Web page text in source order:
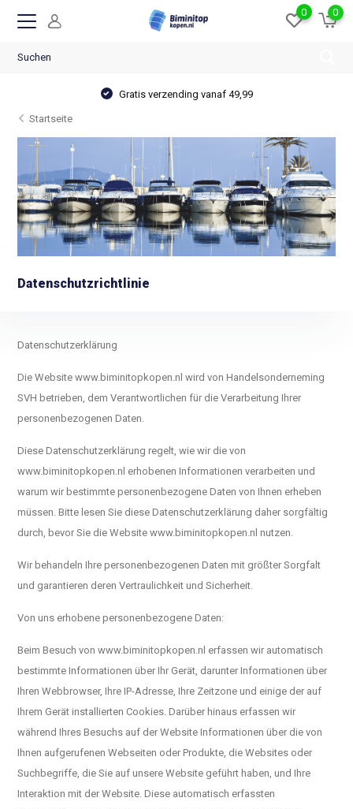
0 0
Ruime voorraad & breed assortiment
Startseite
Datenschutzrichtlinie
Datenschutzerklärung
Die Website www.biminitopkopen.nl wird von Handelsonderneming
SVH betrieben, dem Verantwortlichen für die Verarbeitung Ihrer
personenbezogenen Daten.
Diese Datenschutzerklärung regelt, wie wir die von
www.biminitopkopen.nl erhobenen Informationen verarbeiten und
warum wir bestimmte personenbezogene Daten von Ihnen erheben
müssen. Bitte lesen Sie diese Datenschutzerklärung daher sorgfältig
durch, bevor Sie die Website www.biminitopkopen.nl nutzen.
Wir behandeln Ihre personenbezogenen Daten mit größter Sorgfalt
und garantieren deren Vertraulichkeit und Sicherheit.
Von uns erhobene personenbezogene Daten:
Beim Besuch von www.biminitopkopen.nl erfassen wir automatisch
bestimmte Informationen über Ihr Gerät, darunter Informationen über
Ihren Webbrowser, Ihre IP-Adresse, Ihre Zeitzone und einige der auf
Ihrem Gerät installierten Cookies. Darüber hinaus erfassen wir
während Ihres Besuchs auf der Website Informationen über die von
Ihnen aufgerufenen Webseiten oder Produkte, die Websites oder
Suchbegriffe, die Sie auf unsere Website geführt haben, und Ihre
Interaktion mit der Website. Diese automatisch erfassten